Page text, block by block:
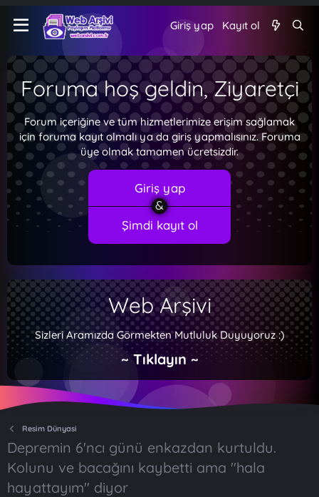
Giriş yap Kayıt ol
Foruma hoş geldin, Ziyaretçi
Forum içeriğine ve tüm hizmetlerimize erişim sağlamak
için foruma kayıt olmalı ya da giriş yapmalısınız. Foruma
üye olmak tamamen ücretsizdir.
Giriş yap
Şimdi kayıt ol
Web Arşivi
Sizleri Aramızda Görmekten Mutluluk Duyuyoruz :)
~ Tıklayın ~
Resim Dünyasi
Depremin 6'ncı günü enkazdan kurtuldu.
Kolunu ve bacağını kaybetti ama "hala
hayattayım" diyor